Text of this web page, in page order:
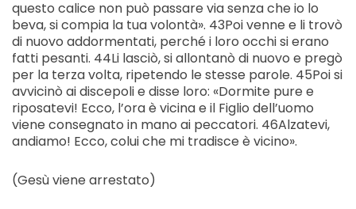
questo calice non può passare via senza che io lo
beva, si compia la tua volontà». 43Poi venne e li trovò
di nuovo addormentati, perché i loro occhi si erano
fatti pesanti. 44Li lasciò, si allontanò di nuovo e pregò
per la terza volta, ripetendo le stesse parole. 45Poi si
avvicinò ai discepoli e disse loro: «Dormite pure e
riposatevi! Ecco, l’ora è vicina e il Figlio dell’uomo
viene consegnato in mano ai peccatori. 46Alzatevi,
andiamo! Ecco, colui che mi tradisce è vicino».
(Gesù viene arrestato)